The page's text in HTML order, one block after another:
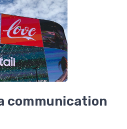
communication